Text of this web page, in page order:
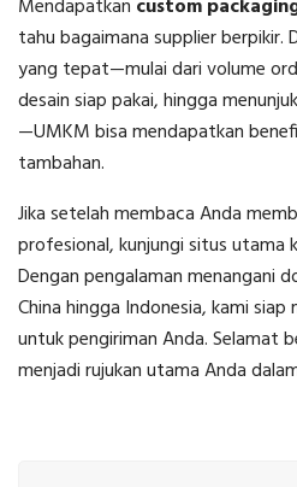
Mendapatkan custom
tahu bagaimana supplier berpikir.
yang tepat—mulai dari volume
desain siap pakai, hingga
—UMKM bisa mendapatkan
tambahan.
Jika setelah membaca Anda
profesional, kunjungi situs utama
Dengan pengalaman menangani
China hingga Indonesia, kami
untuk pengiriman Anda. Selamat
menjadi rujukan utama Anda